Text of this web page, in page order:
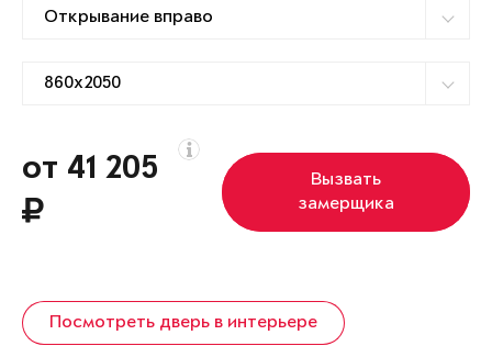
от 41 205
Вызвать
замерщика
Посмотреть дверь в интерьере